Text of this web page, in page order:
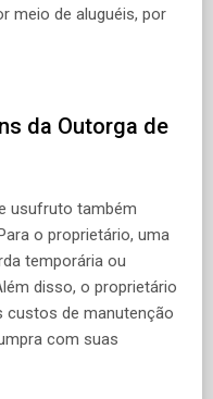
meio de aluguéis, por
da Outorga de
usufruto também
o proprietário, uma
temporária ou
disso, o proprietário
custos de manutenção
com suas